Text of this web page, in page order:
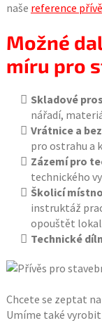
naše reference
Možné
míru pro
Skladové
nářadí,
Vrátnice a
pro ostrahu a
Zázemí pro
technického
Školicí
instruktáž
opouštět
Technické
Chcete se zeptat
Umíme také